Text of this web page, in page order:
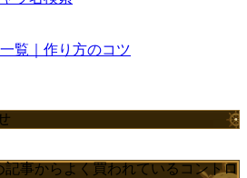
覧｜作り方のコツ
記事からよく買われているコントロ